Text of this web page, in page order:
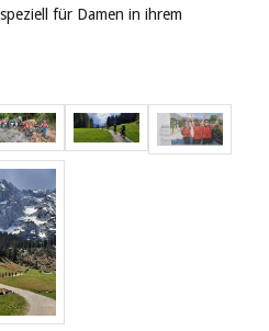
für Damen in ihrem